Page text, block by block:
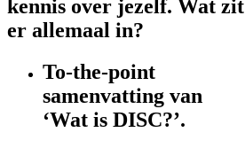
kennis over jezelf. Wat zit
er allemaal in?
To-the-point
samenvatting van
‘Wat is DISC?’.